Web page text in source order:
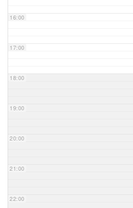
VS-Intern
16:00
17:00
18:00
19:00
20:00
21:00
22:00